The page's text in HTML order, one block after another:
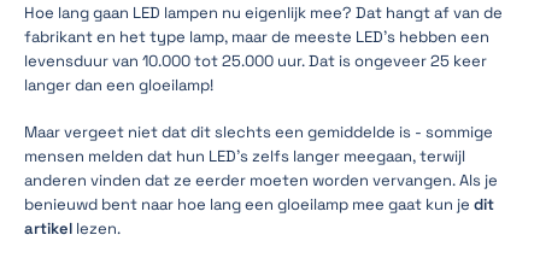
Hoe lang gaan LED lampen nu eigenlijk mee? Dat hangt af van de
fabrikant en het type lamp, maar de meeste LED's hebben een
levensduur van 10.000 tot 25.000 uur. Dat is ongeveer 25 keer
langer dan een gloeilamp!
Maar vergeet niet dat dit slechts een gemiddelde is - sommige
mensen melden dat hun LED's zelfs langer meegaan, terwijl
anderen vinden dat ze eerder moeten worden vervangen. Als je
benieuwd bent naar hoe lang een gloeilamp mee gaat kun je dit
artikel lezen.